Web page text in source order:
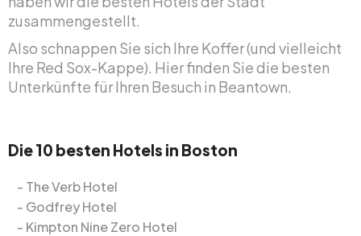
zusammengestellt.
Also schnappen Sie sich Ihre Koffer (und vielleicht
Ihre Red Sox-Kappe). Hier finden Sie die besten
Unterkünfte für Ihren Besuch in Beantown.
Die 10 besten Hotels in Boston
The Verb Hotel
Godfrey Hotel
Kimpton Nine Zero Hotel